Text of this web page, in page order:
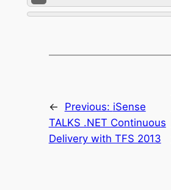
← Previous: iSense
TALKS .NET Continuous
Delivery with TFS 2013